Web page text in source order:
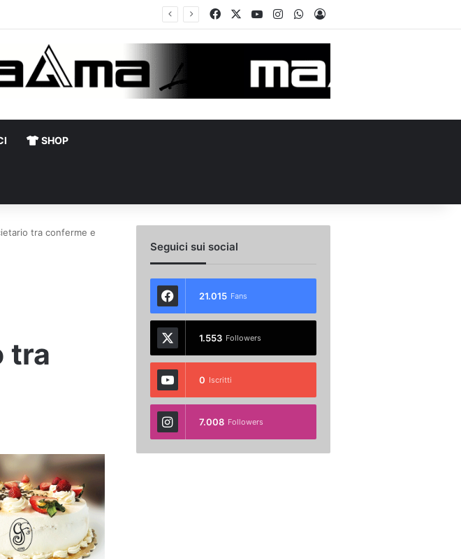
granata FacebookYou TubeInstagramWhatsApp
Accedi
SHOP
tra conferme e
tra
Seguici sui social
21.015 Fans
1.553 Followers
0 Iscritti
7.008 Followers